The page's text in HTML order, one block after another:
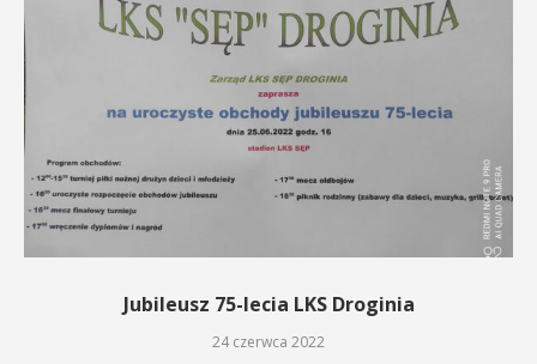
Jubileusz 75-lecia LKS Droginia
24 czerwca 2022